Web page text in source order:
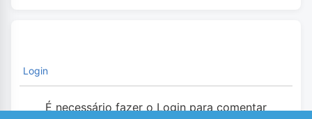
Login
É necessário fazer o Login para comentar